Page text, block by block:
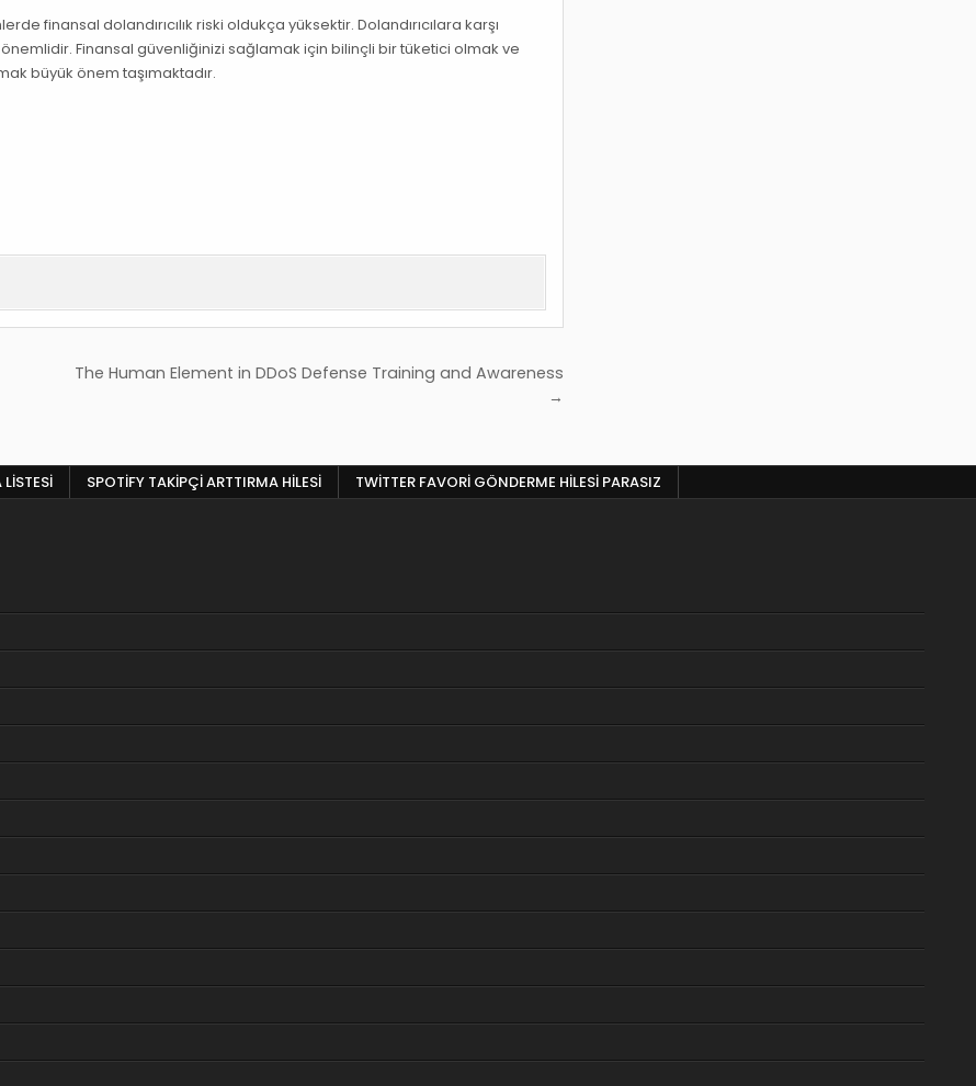
finansal dolandırıcılık riski oldukça yüksektir. Dolandırıcılara karşı
Finansal güvenliğinizi sağlamak için bilinçli bir tüketici olmak ve
büyük önem taşımaktadır.
The Human Element in DDoS Defense Training and Awareness
→
SPOTIFY TAKIPÇI ARTTIRMA HILESI TWITTER FAVORI GÖNDERME HILESI PARASIZ